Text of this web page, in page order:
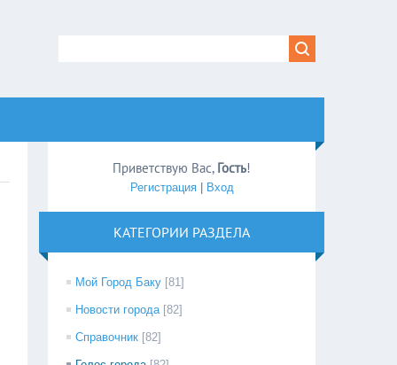
Приветствую Вас, Гость!
Регистрация| Вход
КАТЕГОРИИ РАЗДЕЛА
Мой Город Баку [81]
Новости города [82]
Справочник [82]